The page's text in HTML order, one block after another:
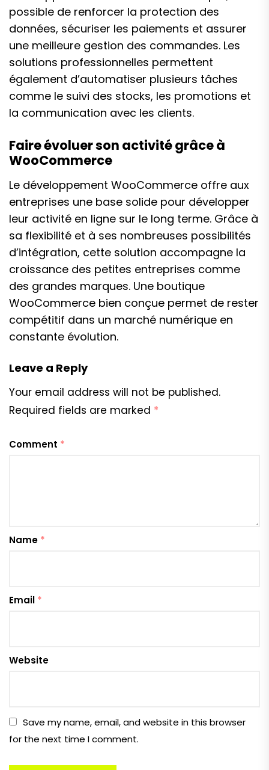
possible de renforcer la protection des
données, sécuriser les paiements et assurer
une meilleure gestion des commandes. Les
solutions professionnelles permettent
également d’automatiser plusieurs tâches
comme le suivi des stocks, les promotions et
la communication avec les clients.
Faire évoluer son activité grâce à
WooCommerce
Le développement WooCommerce offre aux
entreprises une base solide pour développer
leur activité en ligne sur le long terme. Grâce à
sa flexibilité et à ses nombreuses possibilités
d’intégration, cette solution accompagne la
croissance des petites entreprises comme
des grandes marques. Une boutique
WooCommerce bien conçue permet de rester
compétitif dans un marché numérique en
constante évolution.
Leave a Reply
Your email address will not be published.
Required fields are marked *
Comment *
Name *
Email *
Website
Save my name, email, and website in this browser
for the next time I comment.